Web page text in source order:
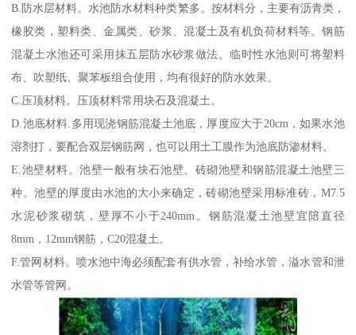
B.防水层材料。水池防水材料种类繁多。按材料分，主要有沥青类，
橡胶类，塑料类、金属类、砂浆、混凝土及有机负荷材料等。钢筋
混凝土水池还可采用抹五层防水砂浆做法。临时性水池则可将塑料
布、吹塑纸、聚苯板组合使用，均有很好的防水效果。
C.压顶材料。压顶材料常用块石及混凝土。
D.池底材料.多用现浇钢筋混凝土池底，厚度应大于20cm，如果水池
溶剂打，要配合双层钢筋网，也可以用土工膜作为池底防渗材料。
E.池壁材料。池壁一般有块石池壁、砖砌池壁和钢筋混凝土池壁三
种。池壁的厚度由水池的大小来确定，砖砌池壁采用标准砖，M7.5
水泥砂浆砌筑，壁厚不小于240mm。钢筋混凝土池壁宜陪直径
8mm，12mm钢筋，C20混凝土。
F.管网材料。喷水池中海必须配套有供水管，补给水管，溢水管和泄
水管等管网。